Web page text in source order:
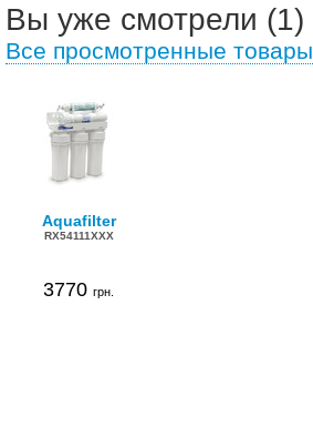
Вы уже смотрели (1)
Все просмотренные товары
Aquafilter
RX54111XXX
3770 грн.